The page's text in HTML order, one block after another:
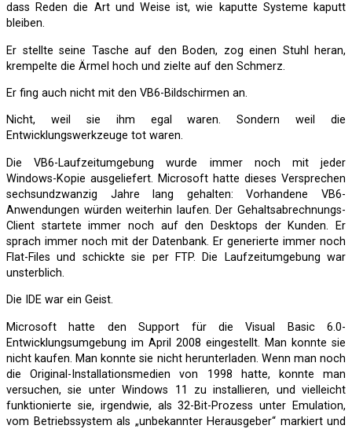
dass Reden die Art und Weise ist, wie kaputte Systeme kaputt
bleiben.
Er stellte seine Tasche auf den Boden, zog einen Stuhl heran,
krempelte die Ärmel hoch und zielte auf den Schmerz.
Er fing auch nicht mit den VB6-Bildschirmen an.
Nicht, weil sie ihm egal waren. Sondern weil die
Entwicklungswerkzeuge tot waren.
Die VB6-Laufzeitumgebung wurde immer noch mit jeder
Windows-Kopie ausgeliefert. Microsoft hatte dieses Versprechen
sechsundzwanzig Jahre lang gehalten: Vorhandene VB6-
Anwendungen würden weiterhin laufen. Der Gehaltsabrechnungs-
Client startete immer noch auf den Desktops der Kunden. Er
sprach immer noch mit der Datenbank. Er generierte immer noch
Flat-Files und schickte sie per FTP. Die Laufzeitumgebung war
unsterblich.
Die IDE war ein Geist.
Microsoft hatte den Support für die Visual Basic 6.0-
Entwicklungsumgebung im April 2008 eingestellt. Man konnte sie
nicht kaufen. Man konnte sie nicht herunterladen. Wenn man noch
die Original-Installationsmedien von 1998 hatte, konnte man
versuchen, sie unter Windows 11 zu installieren, und vielleicht
funktionierte sie, irgendwie, als 32-Bit-Prozess unter Emulation,
vom Betriebssystem als „unbekannter Herausgeber“ markiert und